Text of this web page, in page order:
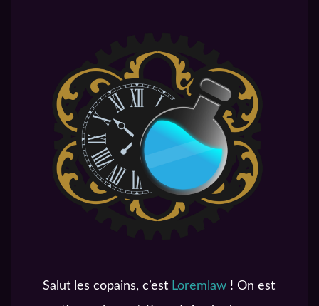
Salut les copains, c’est Loremlaw ! On est